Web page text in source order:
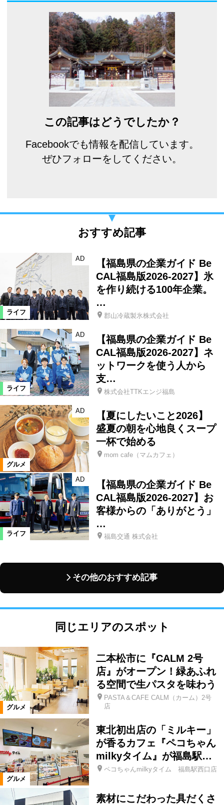
この記事はどうでしたか？
Facebookでも情報を配信しています。
ぜひフォローをしてください。
おすすめ記事
ライフ
AD
【福島県の企業ガイド Be
CAL福島版2026-2027】氷
を作り続ける100年企業。
…
郡山冷蔵製氷株式会社
ライフ
AD
【福島県の企業ガイド Be
CAL福島版2026-2027】ネ
ットワークを使う人から
支…
株式会社TTKエンジ福島
グルメ
AD
【夏にしたいこと2026】
盛夏の朝を心地良くスープ
一杯で始める
mom cafe（マムカフェ）
ライフ
AD
【福島県の企業ガイド Be
CAL福島版2026-2027】お
客様からの「ありがとう」
…
福島交通 株式会社
その他のおすすめ記事
同じエリアのスポット
グルメ
二本松市に『CALM 2号
店』がオープン！緑あふれ
る空間で生パスタを味わう
PASTA＆CAFE CALM（カーム）2号
店
グルメ
東北初出店の「ミルキー」
が香るカフェ『ペコちゃん
milkyタイム』が福島駅…
ペコちゃんmilkyタイム 福島駅西口店
素材にこだわった具だくさ